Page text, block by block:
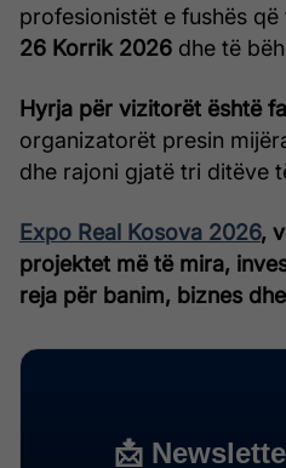
profesionistët e fushës
26 Korrik 2026 dhe të
Hyrja për vizitorët është
organizatorët presin
dhe rajoni gjatë tri ditëve
Expo Real Kosova 2026,
projektet më të mira,
reja për banim, biznes